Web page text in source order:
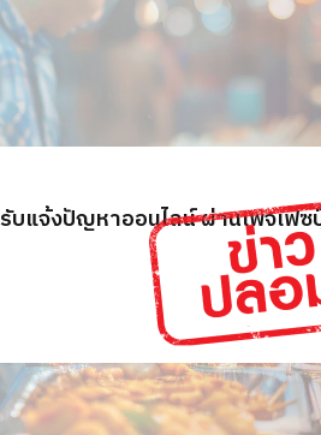
บแจ้งปัญหาออนไลน์ ผ่านเพจเฟ